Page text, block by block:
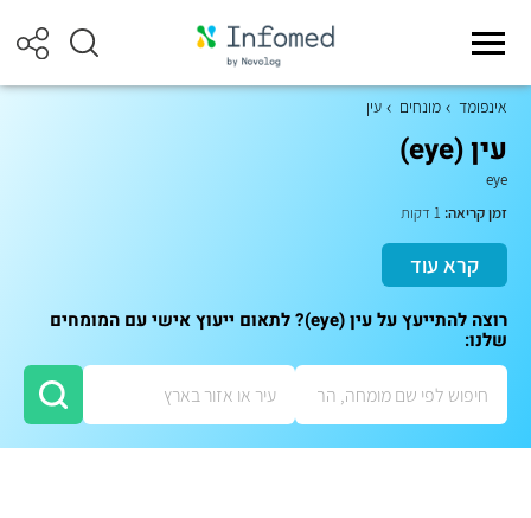
אינפומד מונחים עין
עין (eye)
eye
זמן קריאה:
קרא עוד
רוצה להתייעץ על עין (eye)? לתאום ייעוץ אישי עם המומחים
שלנו: